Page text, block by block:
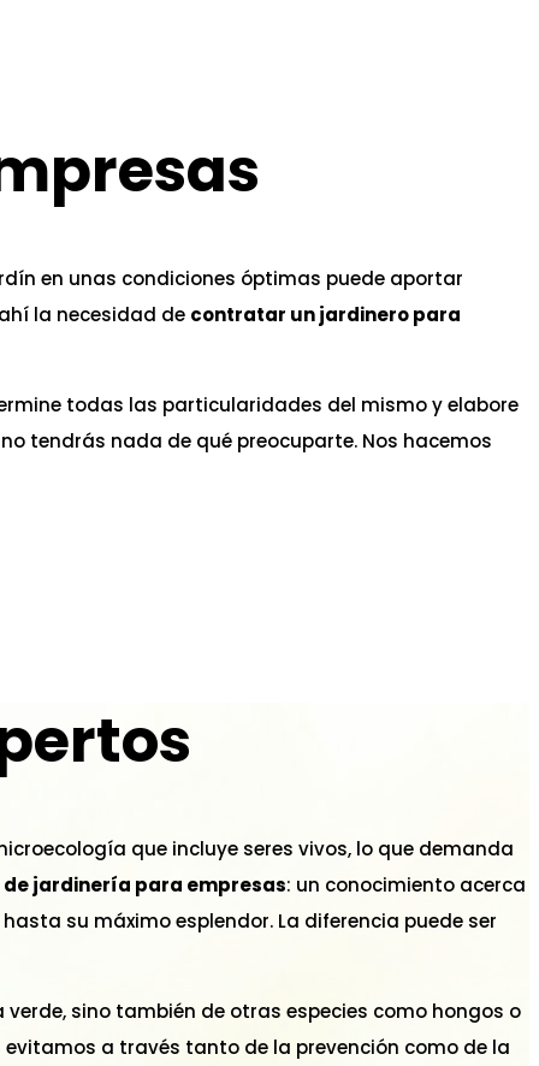
en unas condiciones óptimas puede aportar
la necesidad de contratar un jardinero para
todas las particularidades del mismo y elabore
tendrás nada de qué preocuparte. Nos hacemos
que incluye seres vivos, lo que demanda
jardinería para empresas: un conocimiento acerca
su máximo esplendor. La diferencia puede ser
sino también de otras especies como hongos o
a través tanto de la prevención como de la